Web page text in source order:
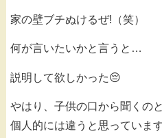
家の壁ブチぬけるぜ!（笑）
何が言いたいかと言うと…
説明して欲しかった😔
やはり、子供の口から聞くの
個人的には違うと思っていま